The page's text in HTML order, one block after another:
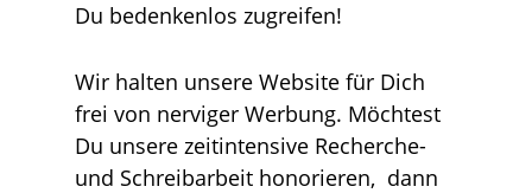
Du bedenkenlos zugreifen!
Wir halten unsere Website für Dich
frei von nerviger Werbung. Möchtest
Du unsere zeitintensive Recherche-
und Schreibarbeit honorieren, dann